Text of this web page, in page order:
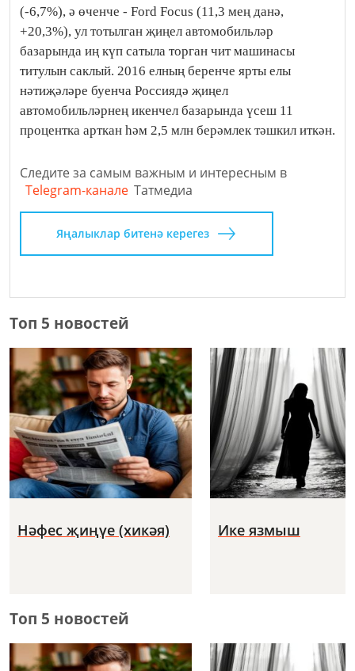
(-6,7%), ә өченче - Ford Focus (11,3 мең данә,
+20,3%), ул тотылган җиңел автомобильләр
базарында иң күп сатыла торган чит машинасы
титулын саклый. 2016 елның беренче ярты елы
нәтиҗәләре буенча Россиядә җиңел
автомобильләрнең икенчел базарында үсеш 11
процентка арткан һәм 2,5 млн берәмлек тәшкил иткән.
Следите за самым важным и интересным в
Telegram-канале Татмедиа
Яңалыклар битенә керегез
Топ 5 новостей
Нәфес җиңүе (хикәя) Ике язмыш
Топ 5 новостей